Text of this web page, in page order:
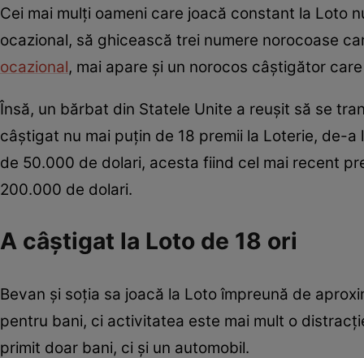
Cei mai mulți oameni care joacă constant la Loto
ocazional, să ghicească trei numere norocoase
ocazional, mai apare și un norocos câștigător
Însă, un bărbat din Statele Unite a reușit să se
câștigat nu mai puțin de 18 premii la Loterie, de-
de 50.000 de dolari, acesta fiind cel mai recent
200.000 de dolari.
A câștigat la Loto de 18 ori
Bevan și soția sa joacă la Loto împreună de
pentru bani, ci activitatea este mai mult o
primit doar bani, ci și un automobil.